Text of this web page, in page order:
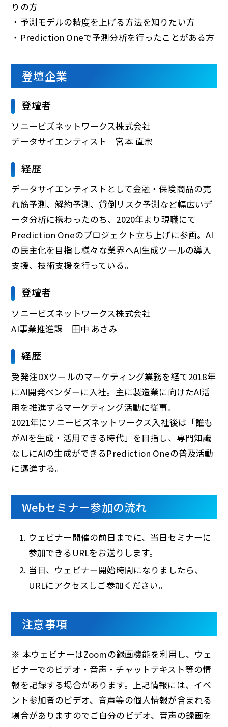
りの方
・予測モデルの精度を上げる方法を知りたい方
・Prediction Oneで予測分析を行ったことがある方
登壇企業
登壇者
ソニービズネットワークス株式会社
データサイエンティスト 宮本 直宗
経歴
データサイエンティストとして金融・保険商品の売
れ筋予測、解約予測、貸倒リスク予測など幅広いデ
ータ分析に携わったのち、2020年より現職にて
Prediction Oneのプロジェクト立ち上げに参画。AI
の民主化を目指し様々な業界へAI生成ツールの導入
支援、技術支援を行っている。
登壇者
ソニービズネットワークス株式会社
AI事業推進課 田中 あさみ
経歴
受発注DXツールのマーケティング業務を経て2018年
にAI開発ベンダーに入社。主に製造業に向けたAI活
用を推進するマーケティング活動に従事。
2021年にソニービズネットワークス入社後は「誰も
がAIを生成・活用できる時代」を目指し、専門知識
なしにAIの生成ができるPrediction Oneの普及活動
に邁進する。
Webセミナー参加の流れ
ウェビナー開催の前日までに、当日セミナーに
参加できるURLをお送りします。
当日、ウェビナー開始時間になりましたら、
URLにアクセスしご参加ください。
注意事項
※ 本ウェビナーはZoomの録画機能を利用し、ウェ
ビナーでのビデオ・音声・チャットテキスト等の情
報を記録する場合があります。上記情報には、イベ
ント参加者のビデオ、音声等の個人情報が含まれる
場合がありますのでご自分のビデオ、音声の録画を